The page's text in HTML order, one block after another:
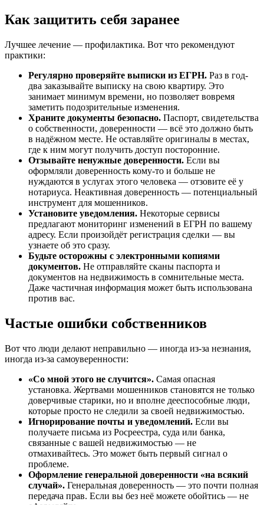
Как защитить себя заранее
Лучшее лечение — профилактика. Вот что рекомендуют
практики:
Регулярно проверяйте выписки из ЕГРН. Раз в год-
два заказывайте выписку на свою квартиру. Это
занимает минимум времени, но позволяет вовремя
заметить подозрительные изменения.
Храните документы безопасно. Паспорт, свидетельства
о собственности, доверенности — всё это должно быть
в надёжном месте. Не оставляйте оригиналы в местах,
где к ним могут получить доступ посторонние.
Отзывайте ненужные доверенности. Если вы
оформляли доверенность кому-то и больше не
нуждаются в услугах этого человека — отзовите её у
нотариуса. Неактивная доверенность — потенциальный
инструмент для мошенников.
Установите уведомления. Некоторые сервисы
предлагают мониторинг изменений в ЕГРН по вашему
адресу. Если произойдёт регистрация сделки — вы
узнаете об это сразу.
Будьте осторожны с электронными копиями
документов. Не отправляйте сканы паспорта и
документов на недвижимость в сомнительные места.
Даже частичная информация может быть использована
против вас.
Частые ошибки собственников
Вот что люди делают неправильно — иногда из-за незнания,
иногда из-за самоуверенности:
«Со мной этого не случится». Самая опасная
установка. Жертвами мошенников становятся не только
доверчивые старики, но и вполне дееспособные люди,
которые просто не следили за своей недвижимостью.
Игнорирование почты и уведомлений. Если вы
получаете письма из Росреестра, суда или банка,
связанные с вашей недвижимостью — не
отмахивайтесь. Это может быть первый сигнал о
проблеме.
Оформление генеральной доверенности «на всякий
случай». Генеральная доверенность — это почти полная
передача прав. Если вы без неё можете обойтись — не